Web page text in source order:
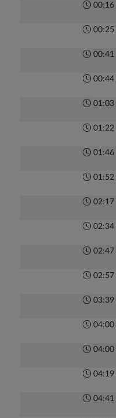
00:16
00:25
00:41
00:44
01:03
01:22
01:46
01:52
02:17
02:34
02:47
02:57
03:39
04:00
04:00
04:19
04:41